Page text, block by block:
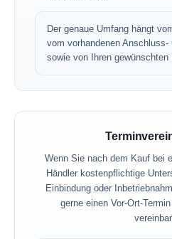
Der genaue Umfang hängt
vom vorhandenen Anschluss-
sowie von Ihren gewünschten
Wenn Sie nach dem Kauf bei
Händler kostenpflichtige
Einbindung oder
gerne einen Vor-Ort-